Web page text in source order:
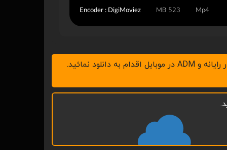
Encoder : DigiMoviez 523 MB Mp4